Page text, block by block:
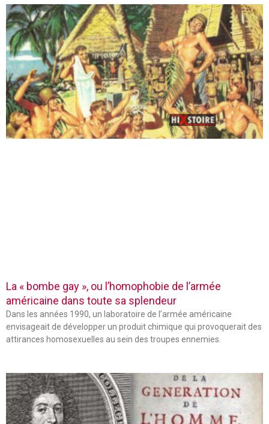
La « bombe gay », ou l’homophobie de l’armée
américaine dans toute sa splendeur
Dans les années 1990, un laboratoire de l’armée américaine
envisageait de développer un produit chimique qui provoquerait des
attirances homosexuelles au sein des troupes ennemies.